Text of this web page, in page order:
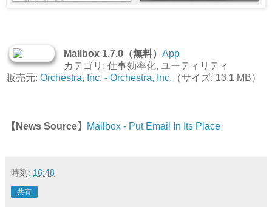
Mailbox 1.7.0（無料） App
カテゴリ: 仕事効率化, ユーティリティ
販売元: Orchestra, Inc. - Orchestra, Inc. （サイズ: 13.1 MB）
【News Source】 Mailbox - Put Email In Its Place
時刻: 16:48
共有